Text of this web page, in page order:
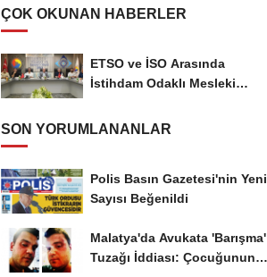
ÇOK OKUNAN HABERLER
ETSO ve İSO Arasında
İstihdam Odaklı Mesleki
SON YORUMLANANLAR
Polis Basın Gazetesi'nin Yeni
Sayısı Beğenildi
Malatya'da Avukata 'Barışma'
Tuzağı İddiası: Çocuğunun